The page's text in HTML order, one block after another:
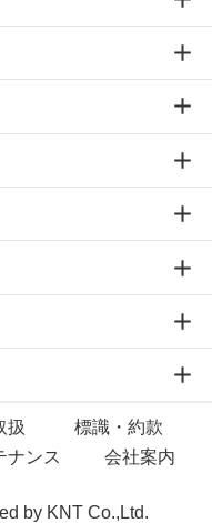
扱
標識・約款
ナンス 会社案内
by KNT Co.,Ltd.